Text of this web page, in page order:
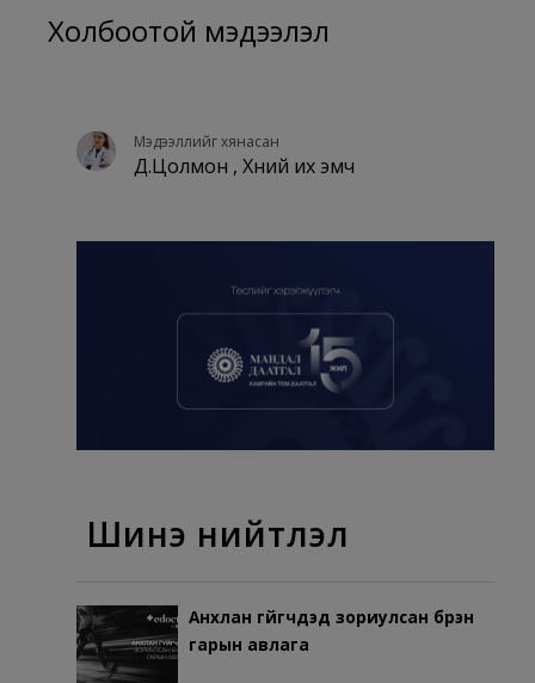
Холбоотой мэдээлэл
Мэдээллийг хянасан
Д.Цолмон , Хүний их эмч
Шинэ нийтлэл
Анхлан гүйгчдэд зориулсан бүрэн
гарын авлага